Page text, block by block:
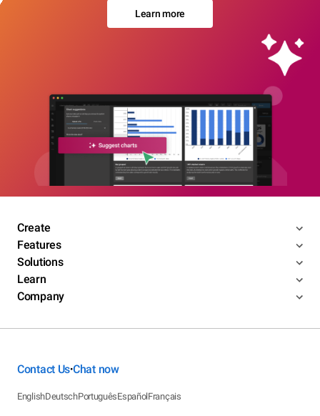
Learn more
Create
Features
Solutions
Learn
Company
Contact Us•Chat now
EnglishDeutschPortuguêsEspañolFrançais